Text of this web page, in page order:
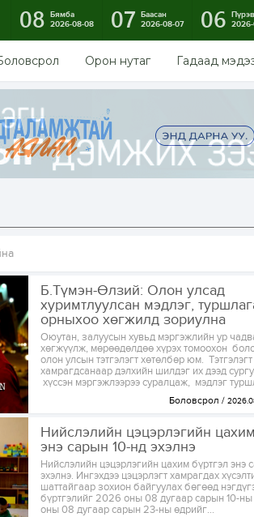
08 Бямба
2026-08-08
07 Баасан
2026-08-07
06 Пүрэв
Орон нутаг Гадаад
Б.Түмэн-Өлзий: Олон улсад
хуримтлуулсан мэдлэг,
орныхоо хөгжилд зориулна
Оюутан, залуусын хувьд мэргэжлийн ур
хөгжүүлж, мөрөөдөлдөө хүрэх томоохон
олон улсын тэтгэлэгт хөтөлбөр юм. Тэтгэлэгт
хамрагдсанаар дэлхийн шилдэг их дээд
хүссэн мэргэжлээрээ суралцаж, мэдлэг
Боловсрол
Нийслэлийн цэцэрлэгийн
энэ сарын 10-нд эхэлнэ
Нийслэлийн цэцэрлэгийн цахим бүртгэл энэ
эхэлнэ. Ингэхдээ цэцэрлэгт хамрагдах
шаттайгаар зохион байгуулах бөгөөд
бүртгэлийг 2026 оны 08 дугаар сарын 10-
оны 08 дугаар сарын 23-ны өдрийг...